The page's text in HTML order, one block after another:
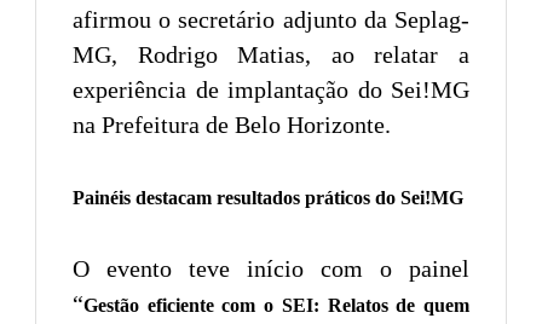
afirmou o secretário adjunto da Seplag-
MG, Rodrigo Matias, ao relatar a
experiência de implantação do Sei!MG
na Prefeitura de Belo Horizonte.
Painéis destacam resultados práticos do Sei!MG
O evento teve início com o painel
“Gestão eficiente com o SEI: Relatos de quem